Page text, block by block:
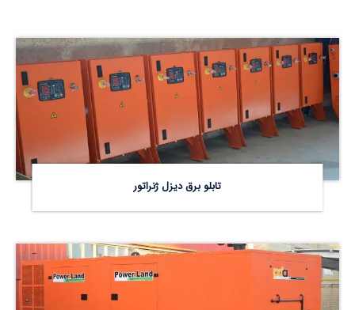
تابلو برق دیزل ژنراتور